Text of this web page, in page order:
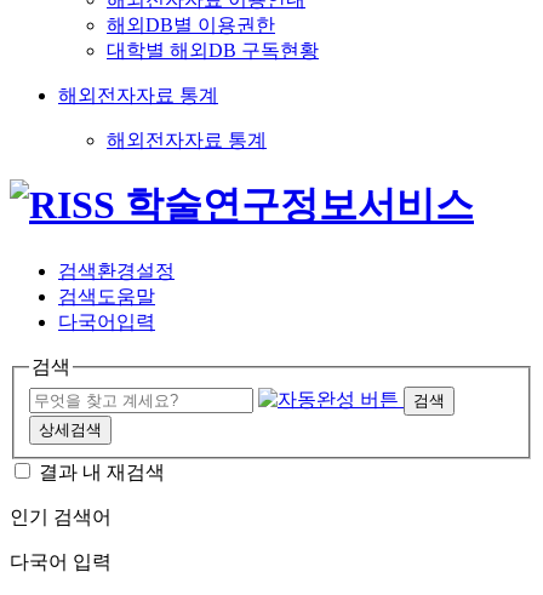
해외DB별 이용권한
대학별 해외DB 구독현황
해외전자자료 통계
해외전자자료 통계
검색환경설정
검색도움말
다국어입력
검색
검색
상세검색
결과 내 재검색
인기 검색어
다국어 입력